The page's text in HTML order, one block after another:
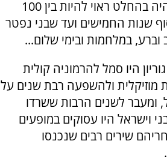
(בשנים 1957-1994) היה בהחלט ראוי להיות בין 100
מסוף שנות החמישים ועד שבני נפטר
וברע, במלחמות ובימי שלום...
היו סמל להרמוניה קולית
מוזיקלית ולהשפעה רבת שנים על
ומעבר לשנים הרבות ששרדו
וישראל היו עסוקים במופעים
שירים רבים שנכנסו